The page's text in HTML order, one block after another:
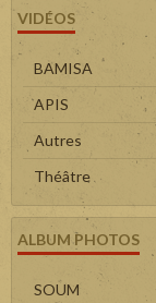
VIDÉOS
BAMISA
APIS
Autres
Théâtre
ALBUM PHOTOS
SOUM